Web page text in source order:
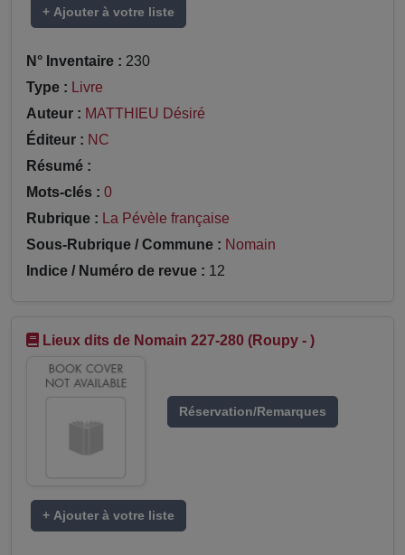
+ Ajouter à votre liste
N° Inventaire : 230
Type : Livre
Auteur : MATTHIEU Désiré
Éditeur : NC
Résumé :
Mots-clés : 0
Rubrique : La Pévèle française
Sous-Rubrique / Commune : Nomain
Indice / Numéro de revue : 12
Lieux dits de Nomain 227-280 (Roupy - )
Réservation/Remarques
+ Ajouter à votre liste